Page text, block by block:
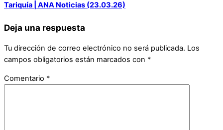
Tariquía | ANA Noticias (23.03.26)
Deja una respuesta
Tu dirección de correo electrónico no será publicada. Los
campos obligatorios están marcados con *
Comentario *